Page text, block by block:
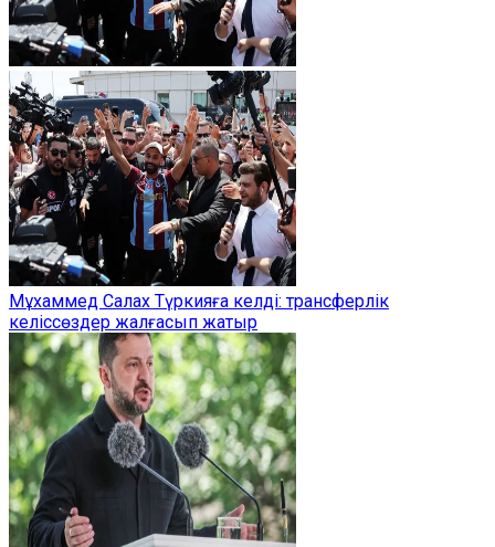
Мұхаммед Салах Түркияға келді: трансферлік
келіссөздер жалғасып жатыр